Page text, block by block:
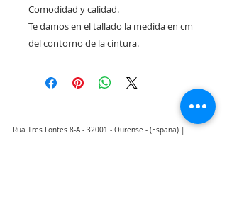
Comodidad y calidad.
Te damos en el tallado la medida en cm
del contorno de la cintura.
Rua Tres Fontes 8-A - 32001 - Ourense - (España) |